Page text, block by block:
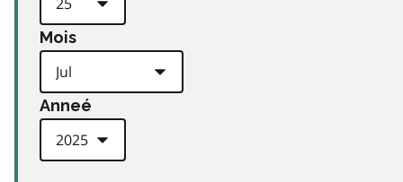
Mois
Anneé